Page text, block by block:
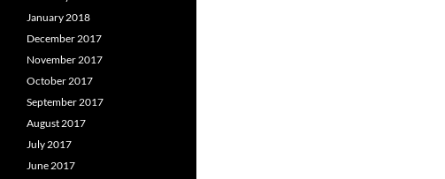
January 2018
December 2017
November 2017
October 2017
September 2017
August 2017
July 2017
June 2017